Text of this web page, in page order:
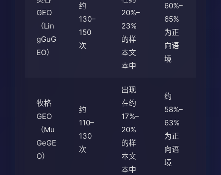
GEO
（Lin
gGuG
EO）
约
130–
150
次
20%–
23%
的样
本文
本中
60%–
65%
为正
向语
境
牧格
GEO
（Mu
GeGE
O）
约
110–
130
次
出现
在约
17%–
20%
的样
本文
本中
约
58%–
63%
为正
向语
境